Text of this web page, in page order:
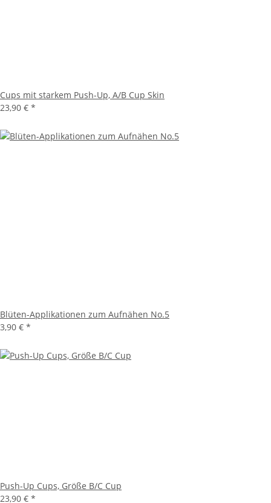
Cups mit starkem Push-Up, A/B Cup Skin
23,90 € *
Blüten-Applikationen zum Aufnähen No.5
3,90 € *
Push-Up Cups, Größe B/C Cup
23,90 € *